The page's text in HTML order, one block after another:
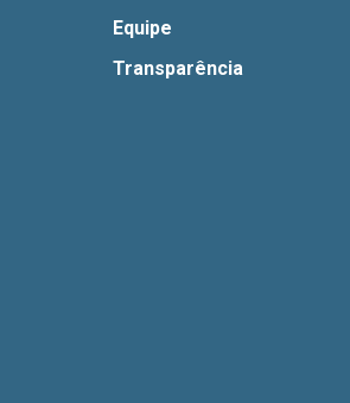
Equipe
Transparência